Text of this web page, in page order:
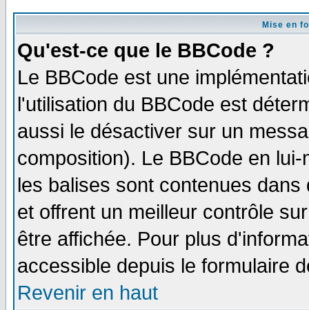
Mise en
Qu'est-ce que le BBCode ?
Le BBCode est une
l'utilisation du BBCode est
aussi le désactiver sur un
composition). Le BBCode en
les balises sont contenues
et offrent un meilleur contrôle
être affichée. Pour plus
accessible depuis le formulaire
Revenir en haut